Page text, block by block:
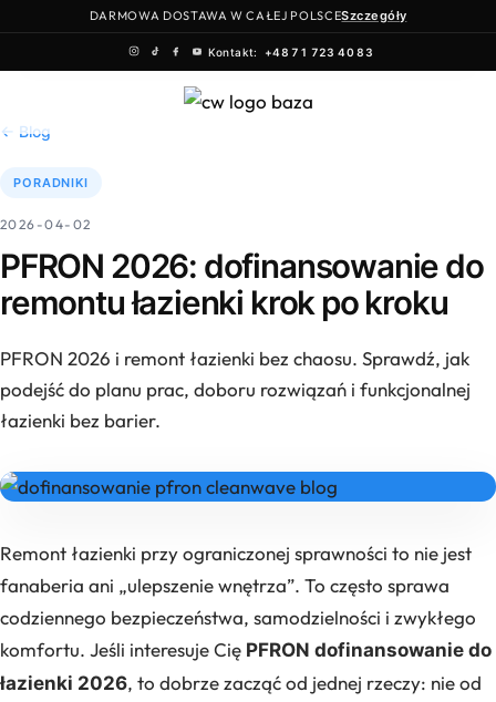
do
DARMOWA DOSTAWA W CAŁEJ POLSCESzczegóły
Kontakt: +48 71 723 40 83
← Blog
PORADNIKI
2026-04-02
PFRON 2026: dofinansowanie do
remontu łazienki krok po kroku
PFRON 2026 i remont łazienki bez chaosu. Sprawdź, jak
podejść do planu prac, doboru rozwiązań i funkcjonalnej
łazienki bez barier.
Remont łazienki przy ograniczonej sprawności to nie jest
fanaberia ani „ulepszenie wnętrza”. To często sprawa
codziennego bezpieczeństwa, samodzielności i zwykłego
komfortu. Jeśli interesuje Cię PFRON dofinansowanie do
łazienki 2026, to dobrze zacząć od jednej rzeczy: nie od